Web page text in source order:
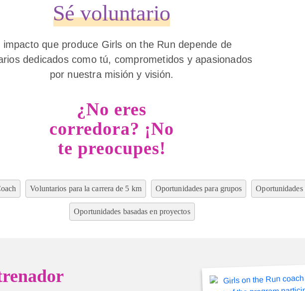
Sé voluntario
impacto que produce Girls on the Run depende de
dedicados como tú, comprometidos y apasionados
por nuestra misión y visión.
¿No eres
corredora? ¡No
te preocupes!
Voluntarios para la carrera de 5 km Oportunidades para grupos Oportunidades
Oportunidades basadas en proyectos